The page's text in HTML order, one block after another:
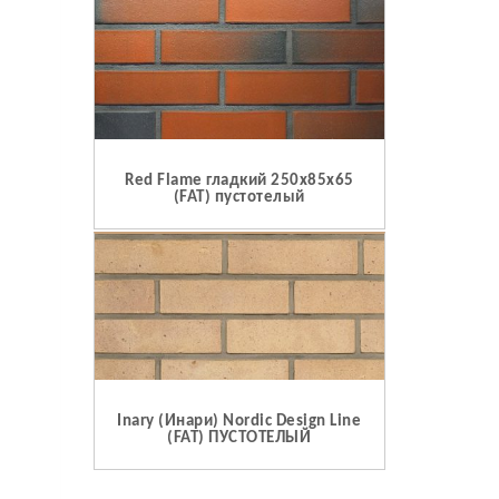
Red Flame гладкий 250x85x65
(FAT) пустотелый
Inary (Инари) Nordic Design Line
(FAT) ПУСТОТЕЛЫЙ